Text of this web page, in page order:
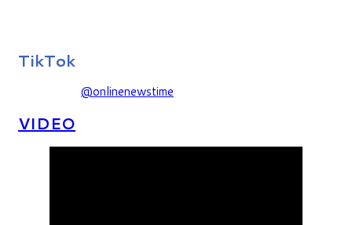
TikTok
@onlinenewstime
VIDEO